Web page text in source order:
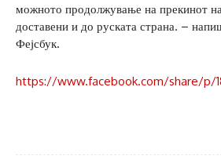
можното продолжување на прекинот
доставени и до руската страна. –
Фејсбук.
https://www.facebook.com/share/p/